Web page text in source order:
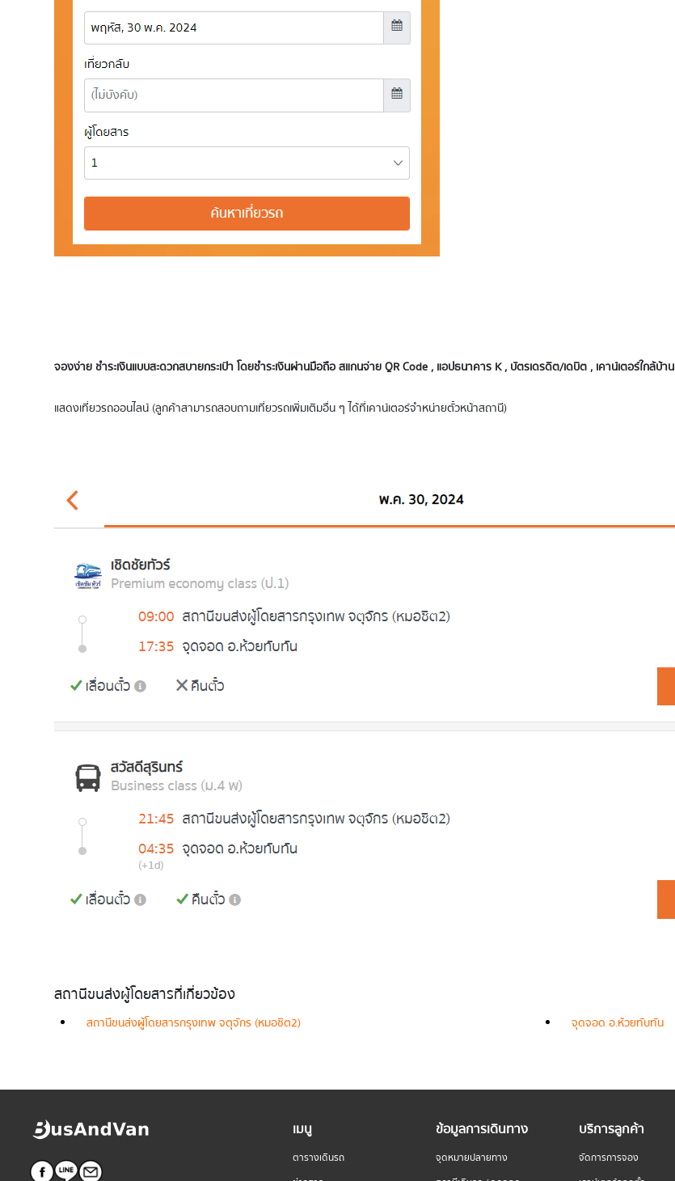
จองง่าย ชำระเงินแบบสะดวกสบายกระเป๋า โดยชำระเงินผ่านมือถือ สแกนจ่าย QR Code , แอปธนาคาร K , บัตรเดรดิต/เดบิต , เคาน์เตอร์ใกล้บ้าน
แสดงเที่ยวรถออนไลน์ (ลูกค้าสามารถสอบถามเที่ยวรถเพิ่มเติมอื่น ๆ ได้ที่เคาน์เตอร์จำหน่ายตั๋วหน้าสถานี)
สถานีขนส่งผู้โดยสารที่เกี่ยวข้อง
สถานีขนส่งผู้โดยสารกรุงเทพ จตุจักร (หมอชิต2) จุดจอด อ.ห้วยทับทัน
เมนู
ตารางเดินรถ
ข้อมูลการเดินทาง
จุดหมายปลายทาง
บริการลูกค้า
จัดการการจอง